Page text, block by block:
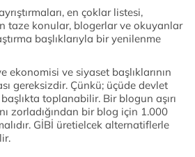
en çoklar listesi,
taze konular, blogerlar ve okuyanlar
başlıklarıyla bir yenilenme
ekonomisi ve siyaset başlıklarının
gereksizdir. Çünkü; üçüde devlet
toplanabilir. Bir blogun aşırı
zorladığından bir blog için 1.000
GİBİ üretielcek alternatiflerle